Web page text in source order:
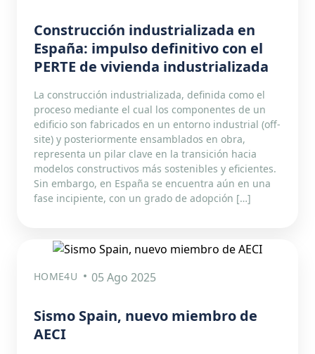
Construcción industrializada en
España: impulso definitivo con el
PERTE de vivienda industrializada
La construcción industrializada, definida como el
proceso mediante el cual los componentes de un
edificio son fabricados en un entorno industrial (off-
site) y posteriormente ensamblados en obra,
representa un pilar clave en la transición hacia
modelos constructivos más sostenibles y eficientes.
Sin embargo, en España se encuentra aún en una
fase incipiente, con un grado de adopción […]
HOME4U 05 Ago 2025
Sismo Spain, nuevo miembro de
AECI